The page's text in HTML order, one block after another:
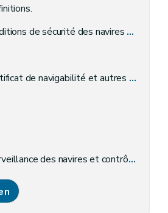
des navires et des navires de plaisance.) (L 2007-01-22/44, art. 4; ED : 26-03-2007)
et autres certificats pour navires.) (L 2007-01-22/44, art. 8; ED : 26-03-2007)
et contrôle de l'application des conventions internationales, de la loi et des règlements.) (L 2007-01-22/44, art. 11; ED : 26-03-2007)